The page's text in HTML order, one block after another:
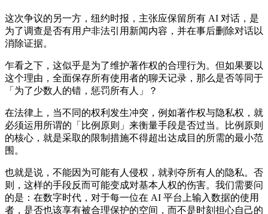
这次争议的另一方，纽约时报，主张应保留所有 AI 对话，是
为了调查是否有用户非法引用新闻内容，并在事后删除对话以
消除证据。
乍看之下，这似乎是为了维护著作权的合理行为。但如果要以
这个理由，全面保存所有使用者的聊天记录，那么是否等同于
「为了少数人的错，惩罚所有人」？
在法律上，当不同的权利发生冲突，例如著作权与隐私权，就
必须运用所谓的「比例原则」来衡量手段是否过当。比例原则
的核心，就是采取的限制措施不得超出达成目的所需的最小范
围。
也就是说，不能因为可能有人侵权，就剥夺所有人的隐私。否
则，这样的手段反而可能变成对基本人权的伤害。我们需要问
的是：在数字时代，对于每一位在 AI 平台上输入数据的使用
者，是否也该享有被合理保护的空间，而不是时刻担心自己的